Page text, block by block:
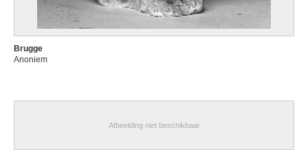
Brugge
Anoniem
Afbeelding niet beschikbaar